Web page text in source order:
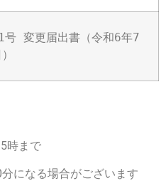
変更届出書（令和6年7
時まで
になる場合がございます